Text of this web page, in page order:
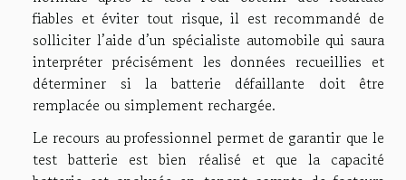
fiables et éviter tout risque, il est recommandé de
solliciter l’aide d’un spécialiste automobile qui saura
interpréter précisément les données recueillies et
déterminer si la batterie défaillante doit être
remplacée ou simplement rechargée.
Le recours au professionnel permet de garantir que le
test batterie est bien réalisé et que la capacité